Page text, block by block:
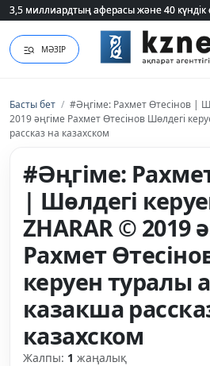
3,5 миллиардтың аферасы және 40
3,5 миллиардтың аферасы және 40
МӘЗІР
Басты бет / #Әңгіме: Рахмет Өтесінов |
2019 әңгіме Рахмет Өтесінов Шөлдегі
рассказ на казахском
#Әңгіме:
| Шөлдегі
ZHARAR © 2019
Рахмет
керуен туралы
казакша
казахском
Жалпы: 1 жаңалық